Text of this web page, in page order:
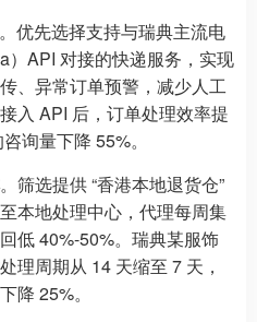
。优先选择支持与瑞典主流电
API 对接的快递服务，实现
、异常订单预警，减少人工
入 API 后，订单处理效率提
询量下降 55%。
。筛选提供 “香港本地退货仓”
本地处理中心，代理每周集
低 40%-50%。瑞典某服饰
理周期从 14 天缩至 7 天，
降 25%。